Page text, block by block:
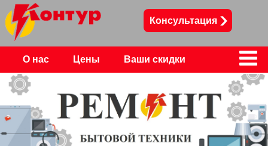
Консультация
О нас Цены Ваши скидки
Контакты